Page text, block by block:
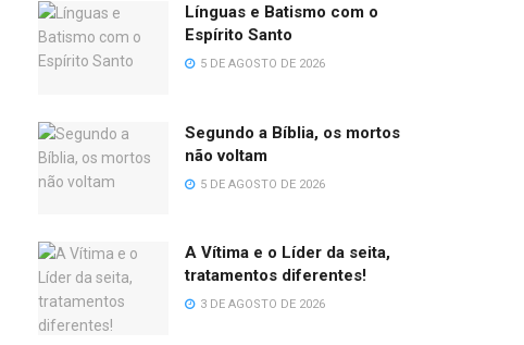
Línguas e Batismo com o
Espírito Santo
5 DE AGOSTO DE 2026
Segundo a Bíblia, os mortos
não voltam
5 DE AGOSTO DE 2026
A Vítima e o Líder da seita,
tratamentos diferentes!
3 DE AGOSTO DE 2026